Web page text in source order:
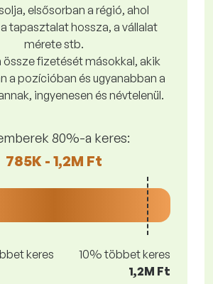
elsősorban a régió, ahol
tapasztalat hossza, a vállalat
mérete stb.
össze fizetését másokkal, akik
a pozícióban és ugyanabban a
ingyenesen és névtelenül.
80%-a keres:
785K - 1,2M Ft
keres
10% többet keres
1,2M Ft